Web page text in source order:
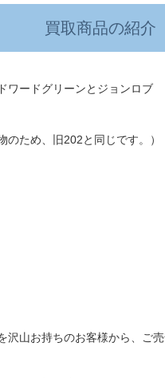
買取商品の紹介
ワードグリーンとジョンロブ
のため、旧202と同じです。）
山お持ちのお客様から、ご